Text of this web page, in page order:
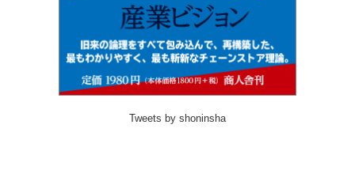
Tweets by shoninsha